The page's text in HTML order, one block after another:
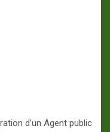
d’un Agent public